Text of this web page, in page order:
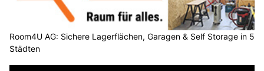
Room4U AG: Sichere Lagerflächen, Garagen & Self Storage in 5
Städten